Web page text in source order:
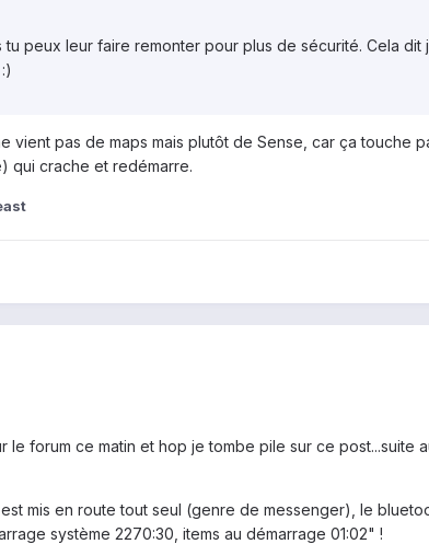
tu peux leur faire remonter pour plus de sécurité. Cela
pas de maps mais plutôt de Sense, car ça touche
qui crache et redémarre.
le forum ce matin et hop je tombe pile sur ce
mis en route tout seul (genre de messenger), le
système 2270:30, items au démarrage 01:02" !